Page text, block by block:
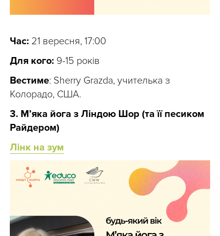
Час: 21 вересня, 17:00
Для кого: 9-15 років
Вестиме: Sherry Grazda, учителька з
Колорадо, США.
3. М’яка йога з Ліндою Шор (та її песиком
Райдером)
Лінк на зум